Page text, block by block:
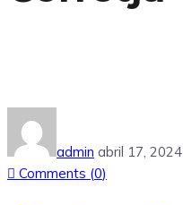
admin abril 17, 2024
Comments (0)